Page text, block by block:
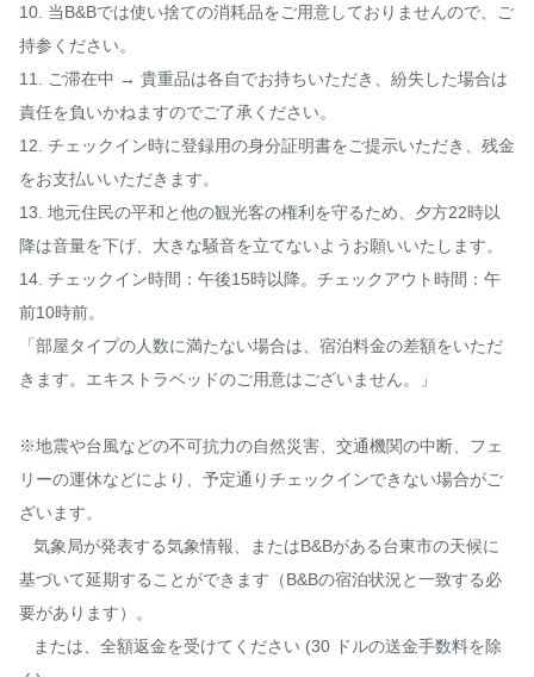
10. 当B&Bでは使い捨ての消耗品をご用意しておりませんので、ご
持参ください。
11. ご滞在中 → 貴重品は各自でお持ちいただき、紛失した場合は
責任を負いかねますのでご了承ください。
12. チェックイン時に登録用の身分証明書をご提示いただき、残金
をお支払いいただきます。
13. 地元住民の平和と他の観光客の権利を守るため、夕方22時以
降は音量を下げ、大きな騒音を立てないようお願いいたします。
14. チェックイン時間：午後15時以降。チェックアウト時間：午
前10時前。
「部屋タイプの人数に満たない場合は、宿泊料金の差額をいただ
きます。エキストラベッドのご用意はございません。」
※地震や台風などの不可抗力の自然災害、交通機関の中断、フェ
リーの運休などにより、予定通りチェックインできない場合がご
ざいます。
基づいて延期することができます（B&Bの宿泊状況と一致する必
要があります）。